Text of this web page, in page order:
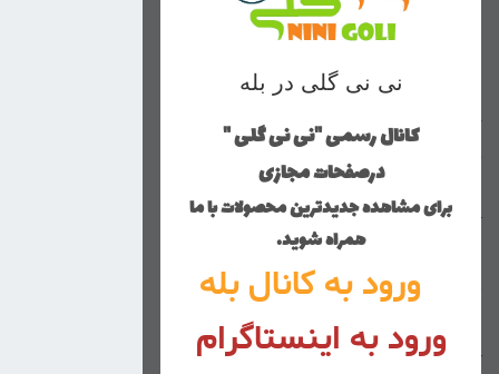
نی نی گلی در بله
کانال رسمی "نی نی گلی "
درصفحات مجازی
برای مشاهده جدیدترین محصولات با ما
همراه شوید.
ورود به کانال بله
ورود به اینستاگرام
منوی وب‌سایت
خانه
کوچولوهای نی نی گلی
تماس با ما
کد پیگیری سفارشات